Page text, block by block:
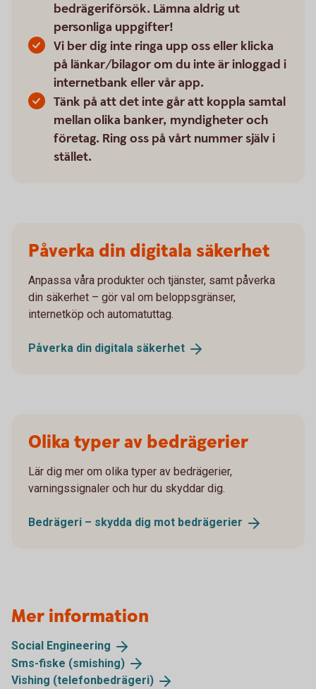
bedrägeriförsök. Lämna aldrig ut
personliga uppgifter!
Vi ber dig inte ringa upp oss eller klicka
på länkar/bilagor om du inte är inloggad i
internetbank eller vår app.
Tänk på att det inte går att koppla samtal
mellan olika banker, myndigheter och
företag. Ring oss på vårt nummer själv i
stället.
Påverka din digitala säkerhet
Anpassa våra produkter och tjänster, samt påverka
din säkerhet – gör val om beloppsgränser,
internetköp och automatuttag.
Påverka din digitala säkerhet
Olika typer av bedrägerier
Lär dig mer om olika typer av bedrägerier,
varningssignaler och hur du skyddar dig.
Bedrägeri – skydda dig mot bedrägerier
Mer information
Social Engineering
Sms-fiske (smishing)
Vishing (telefonbedrägeri)